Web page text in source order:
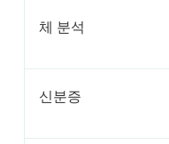
체 분석
신분증